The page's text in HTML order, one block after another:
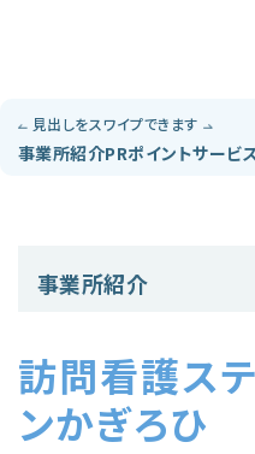
見出しをスワイプできます
事業所紹介PRポイントサービ
事業所紹介
訪問看護ス
ンかぎろひ